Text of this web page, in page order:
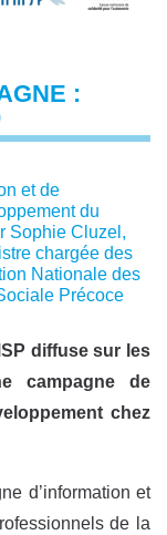
:
et de
du
Sophie Cluzel,
chargée des
Nationale des
Précoce
diffuse sur les
campagne de
chez
d’information et
de la